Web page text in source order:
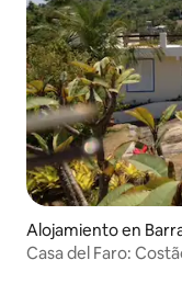
Alojamiento en
Casa del Faro: